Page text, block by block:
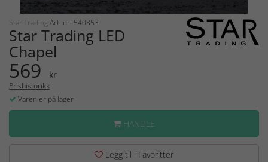
Star Trading Art. nr: 540353
Star Trading LED
Chapel
569 kr
Prishistorikk
Varen er på lager
HANDLE
Legg til i Favoritter